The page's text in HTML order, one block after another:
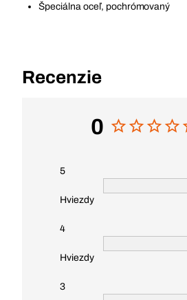
Špeciálna oceľ, pochrómovaný
Recenzie
0
5
Hviezdy
4
Hviezdy
3